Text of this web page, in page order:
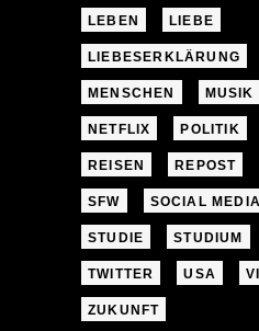
LEBEN LIEBE
LIEBESERKLÄRUNG
MENSCHEN MUSIK
NETFLIX POLITIK
REISEN REPOST
SFW SOCIAL MEDIA
STUDIE STUDIUM
TWITTER USA
ZUKUNFT